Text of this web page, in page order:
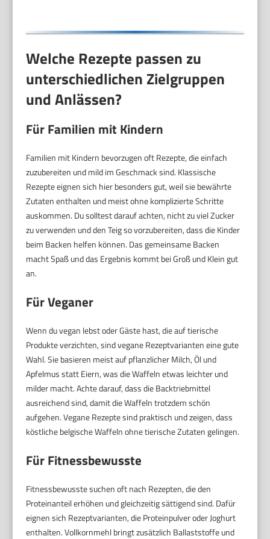
Welche Rezepte passen zu
unterschiedlichen Zielgruppen
und Anlässen?
Für Familien mit Kindern
Familien mit Kindern bevorzugen oft Rezepte, die einfach
zuzubereiten und mild im Geschmack sind. Klassische
Rezepte eignen sich hier besonders gut, weil sie bewährte
Zutaten enthalten und meist ohne komplizierte Schritte
auskommen. Du solltest darauf achten, nicht zu viel Zucker
zu verwenden und den Teig so vorzubereiten, dass die Kinder
beim Backen helfen können. Das gemeinsame Backen
macht Spaß und das Ergebnis kommt bei Groß und Klein gut
an.
Für Veganer
Wenn du vegan lebst oder Gäste hast, die auf tierische
Produkte verzichten, sind vegane Rezeptvarianten eine gute
Wahl. Sie basieren meist auf pflanzlicher Milch, Öl und
Apfelmus statt Eiern, was die Waffeln etwas leichter und
milder macht. Achte darauf, dass die Backtriebmittel
ausreichend sind, damit die Waffeln trotzdem schön
aufgehen. Vegane Rezepte sind praktisch und zeigen, dass
köstliche belgische Waffeln ohne tierische Zutaten gelingen.
Für Fitnessbewusste
Fitnessbewusste suchen oft nach Rezepten, die den
Proteinanteil erhöhen und gleichzeitig sättigend sind. Dafür
eignen sich Rezeptvarianten, die Proteinpulver oder Joghurt
enthalten. Vollkornmehl bringt zusätzlich Ballaststoffe und